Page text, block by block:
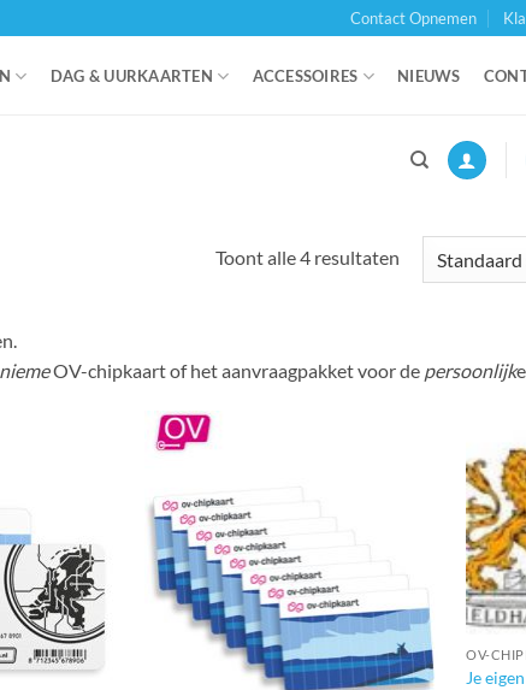
Contact Opnemen
DAG & UURKAARTEN ACCESSOIRES NIEUWS
Toont alle 4 resultaten
OV-chipkaart of het aanvraagpakket voor de persoonlijk
+
OV-
Je